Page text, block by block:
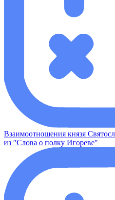
Взаимоотношения князя
из "Слова о полку Игореве"